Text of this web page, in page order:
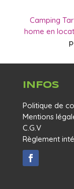
Camping
home en
INFOS
Politique de
Mentions
C.G.V
Règlement